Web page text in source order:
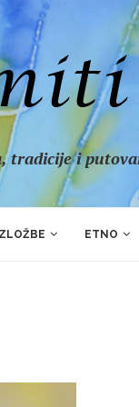
tradicije i
IZLOŽBE ETNO